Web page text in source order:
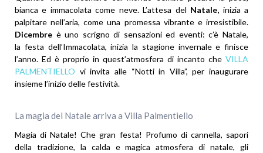
bianca e immacolata come neve. L’attesa del Natale, inizia a
palpitare nell’aria, come una promessa vibrante e irresistibile.
Dicembre è uno scrigno di sensazioni ed eventi: c’è Natale,
la festa dell’Immacolata, inizia la stagione invernale e finisce
l’anno. Ed è proprio in quest’atmosfera di incanto che VILLA
PALMENTIELLO vi invita alle “Notti in Villa”, per inaugurare
insieme l’inizio delle festività.
La magia del Natale arriva a Villa Palmentiello
Magia di Natale! Che gran festa! Profumo di cannella, sapori
della tradizione, la calda e magica atmosfera di natale, gli